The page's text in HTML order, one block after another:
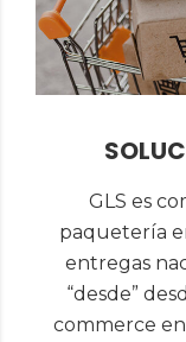
GLS es
paquetería
entregas
“desde”
commerce